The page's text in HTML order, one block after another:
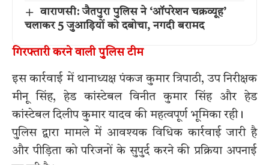
वाराणसी: जैतपुरा पुलिस ने ‘ऑपरेशन चक्रव्यूह’
चलाकर 5 जुआड़ियों को दबोचा, नगदी बरामद
गिरफ्तारी करने वाली पुलिस टीम
इस कार्रवाई में थानाध्यक्ष पंकज कुमार त्रिपाठी, उप निरीक्षक
मीनू सिंह, हेड कांस्टेबल विनीत कुमार सिंह और हेड
कांस्टेबल दिलीप कुमार यादव की महत्वपूर्ण भूमिका रही।
पुलिस द्वारा मामले में आवश्यक विधिक कार्रवाई जारी है
और पीड़िता को परिजनों के सुपुर्द करने की प्रक्रिया अपनाई